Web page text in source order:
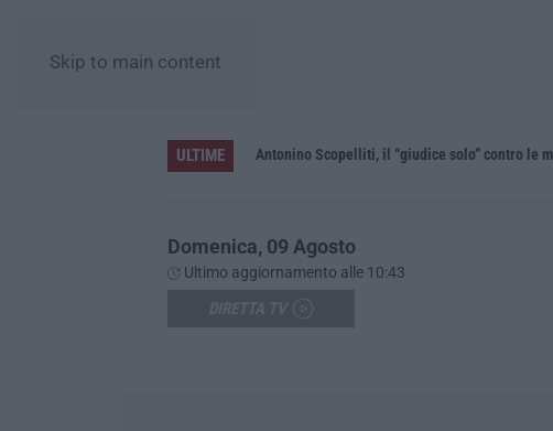
Skip to main content
ULTIME
Domenica, 09 Agosto
Ultimo aggiornamento alle 10:43